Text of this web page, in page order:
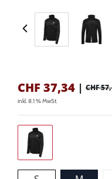
CHF 37,34 | CHF
inkl. 8.1 % MwSt.